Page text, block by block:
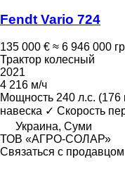
Fendt Vario 724
135 000 € ≈ 6 946 000
Трактор колесный
2021
4 216 м/ч
Мощность 240 л.с. (176
навеска ✓ Скорость
Украина, Суми
ТОВ «АГРО-СОЛАР»
Связаться с продавцом